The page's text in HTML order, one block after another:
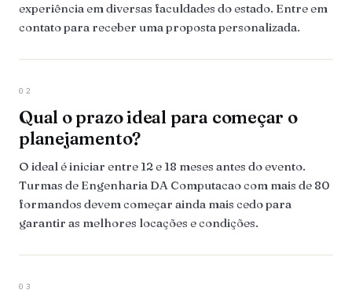
experiência em diversas faculdades do estado. Entre em
contato para receber uma proposta personalizada.
02
Qual o prazo ideal para começar o
planejamento?
O ideal é iniciar entre 12 e 18 meses antes do evento.
Turmas de Engenharia DA Computacao com mais de 80
formandos devem começar ainda mais cedo para
garantir as melhores locações e condições.
03